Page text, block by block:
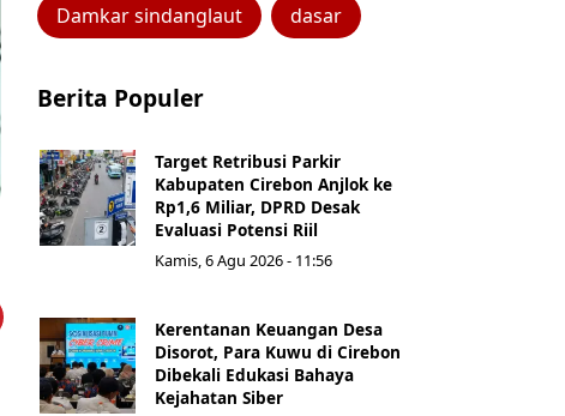
Damkar sindanglaut dasar
Berita Populer
Target Retribusi Parkir
Kabupaten Cirebon Anjlok ke
Rp1,6 Miliar, DPRD Desak
Evaluasi Potensi Riil
Kamis, 6 Agu 2026 - 11:56
Kerentanan Keuangan Desa
Disorot, Para Kuwu di Cirebon
Dibekali Edukasi Bahaya
Kejahatan Siber